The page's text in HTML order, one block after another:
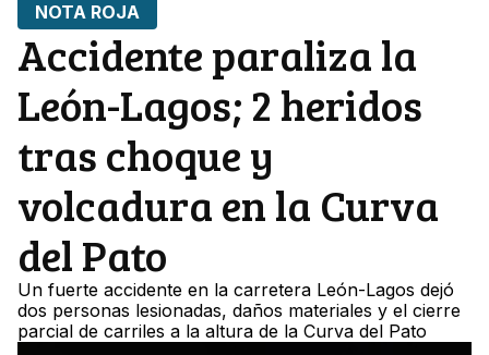
NOTA ROJA
Accidente paraliza la
León-Lagos; 2 heridos
tras choque y
volcadura en la Curva
del Pato
Un fuerte accidente en la carretera León-Lagos dejó
dos personas lesionadas, daños materiales y el cierre
parcial de carriles a la altura de la Curva del Pato